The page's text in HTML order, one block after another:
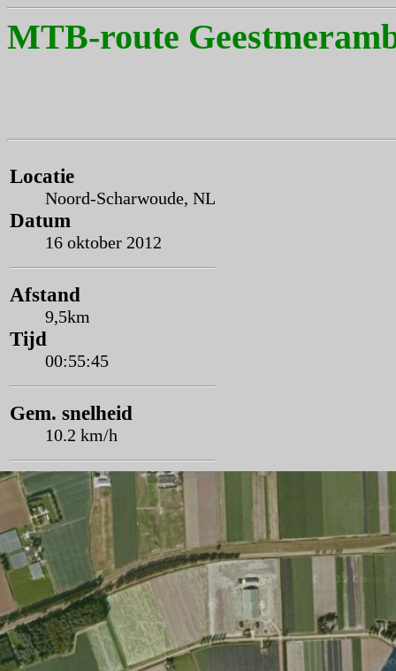
MTB-route
Locatie
Noord-Scharwoude, NL
Datum
16 oktober 2012
Afstand
9,5km
Tijd
00:55:45
Gem. snelheid
10.2 km/h